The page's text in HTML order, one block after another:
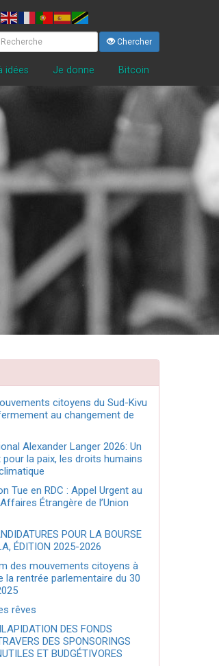
Chercher
idées Je donne Bitcoin
citoyens du Sud-Kivu
au changement de
Alexander Langer 2026: Un
la paix, les droits humains
Tue en RDC : Appel Urgent au
Étrangère de l’Union
POUR LA BOURSE
ÉDITION 2025-2026
des mouvements citoyens à
la rentrée parlementaire du 30
rêves
DES FONDS
DES SPONSORINGS
ET BUDGÉTIVORES